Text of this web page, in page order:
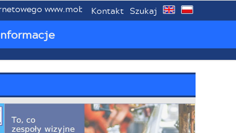
www.mobipc.eu poświęconemu mobilnym
Kontakt Szukaj